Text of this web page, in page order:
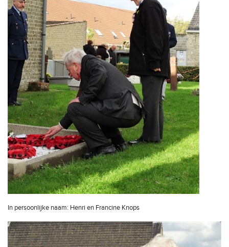
In persoonlijke naam: Henri en Francine Knops